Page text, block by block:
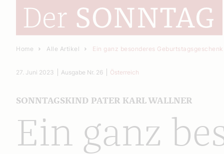
Home Alle Artikel Ein ganz besonderes Geburtstagsgeschenk
Ein ganz
SONNTAGSKIND PATER KARL WALLNER
27. Juni 2023 Ausgabe Nr. 26 Österreich